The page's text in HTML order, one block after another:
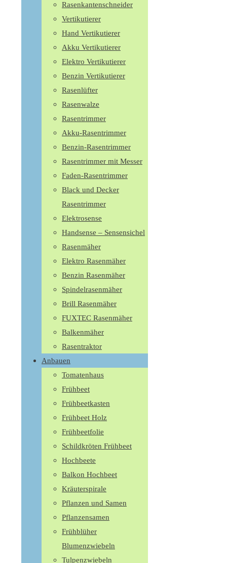
einzuklappen
Rasenkantenschneider
Vertikutierer
Hand Vertikutierer
Akku Vertikutierer
Elektro Vertikutierer
Benzin Vertikutierer
Rasenlüfter
Rasenwalze
Rasentrimmer
Akku-Rasentrimmer
Benzin-Rasentrimmer
Rasentrimmer mit Messer
Faden-Rasentrimmer
Black und Decker
Rasentrimmer
Elektrosense
Handsense – Sensensichel
Rasenmäher
Elektro Rasenmäher
Benzin Rasenmäher
Spindelrasenmäher
Brill Rasenmäher
FUXTEC Rasenmäher
Balkenmäher
Rasentraktor
Anbauen
Tomatenhaus
Frühbeet
Frühbeetkasten
Frühbeet Holz
Frühbeetfolie
Schildkröten Frühbeet
Hochbeete
Balkon Hochbeet
Kräuterspirale
Pflanzen und Samen
Pflanzensamen
Frühblüher
Blumenzwiebeln
Tulpenzwiebeln